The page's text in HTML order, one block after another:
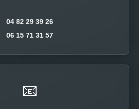
04 82 29 39 26
06 15 71 31 57
📧